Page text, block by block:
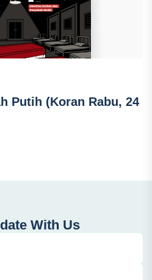
Putih (Koran Rabu, 24
With Us